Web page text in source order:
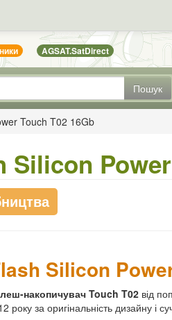
AGSAT.SatDirect
Пошук
Touch T02 16Gb
Silicon
Silicon
накопичувач Touch T02 від
за оригінальність дизайну і